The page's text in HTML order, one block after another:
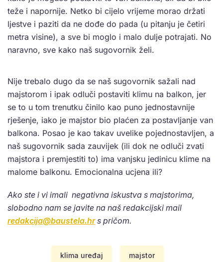
teže i napornije. Netko bi cijelo vrijeme morao držati
ljestve i paziti da ne dođe do pada (u pitanju je četiri
metra visine), a sve bi moglo i malo dulje potrajati. No
naravno, sve kako naš sugovornik želi.
Nije trebalo dugo da se naš sugovornik sažali nad
majstorom i ipak odluči postaviti klimu na balkon, jer
se to u tom trenutku činilo kao puno jednostavnije
rješenje, iako je majstor bio plaćen za postavljanje van
balkona. Posao je kao takav uvelike pojednostavljen, a
naš sugovornik sada zauvijek (ili dok ne odluči zvati
majstora i premjestiti to) ima vanjsku jedinicu klime na
malome balkonu. Emocionalna ucjena ili?
Ako ste i vi imali negativna iskustva s majstorima,
slobodno nam se javite na naš redakcijski mail
redakcija@baustela.hrs pričom.
klima uređaj majstor